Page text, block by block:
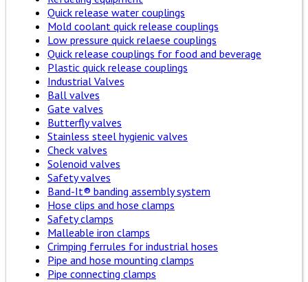
Quick release water couplings
Mold coolant quick release couplings
Low pressure quick relaese couplings
Quick release couplings for food and beverage
Plastic quick release couplings
Industrial Valves
Ball valves
Gate valves
Butterfly valves
Stainless steel hygienic valves
Check valves
Solenoid valves
Safety valves
Band-It® banding assembly system
Hose clips and hose clamps
Safety clamps
Malleable iron clamps
Crimping ferrules for industrial hoses
Pipe and hose mounting clamps
Pipe connecting clamps